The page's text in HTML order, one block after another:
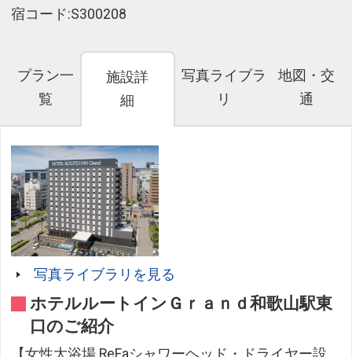
宿コード:S300208
プラン一
覧
施設詳
細
写真ライブラ
リ
地図・交
通
写真ライブラリを見る
ホテルルートインＧｒａｎｄ和歌山駅東
口のご紹介